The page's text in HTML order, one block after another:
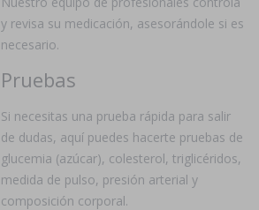
y revisa su medicación, asesorándole si es
necesario.
Pruebas
Si necesitas una prueba rápida para salir
de dudas, aquí puedes hacerte pruebas de
glucemia (azúcar), colesterol, triglicéridos,
medida de pulso, presión arterial y
composición corporal.